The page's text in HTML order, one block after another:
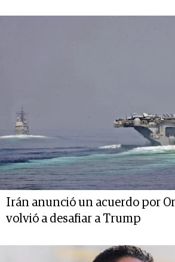
Irán anunció un acuerdo por
volvió a desafiar a Trump